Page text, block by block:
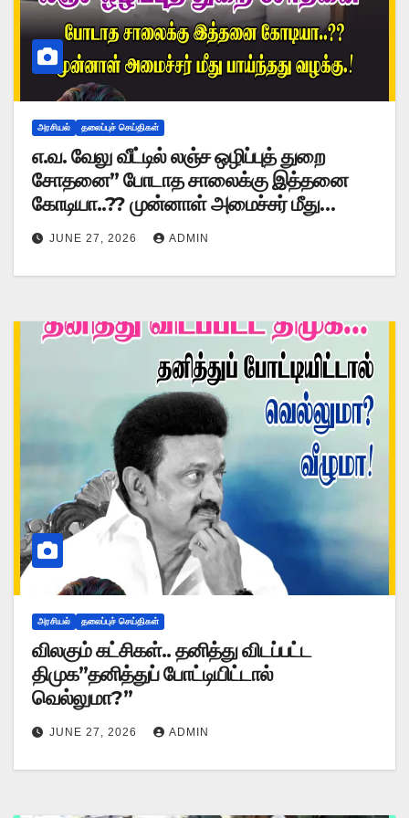
அரசியல் தலைப்புச் செய்திகள்
எ.வ. வேலு வீட்டில் லஞ்ச ஒழிப்புத் துறை
சோதனை” போடாத சாலைக்கு இத்தனை
கோடியா..?? முன்னாள் அமைச்சர் மீது
பாய்ந்தது வழக்கு.!
JUNE 27, 2026 ADMIN
அரசியல் தலைப்புச் செய்திகள்
விலகும் கட்சிகள்.. தனித்து விடப்பட்ட
திமுக”தனித்துப் போட்டியிட்டால்
வெல்லுமா?”
JUNE 27, 2026 ADMIN